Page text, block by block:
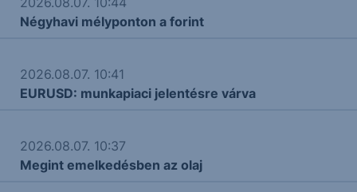
Négyhavi mélyponton a forint
2026.08.07. 10:41
EURUSD: munkapiaci jelentésre várva
2026.08.07. 10:37
Megint emelkedésben az olaj